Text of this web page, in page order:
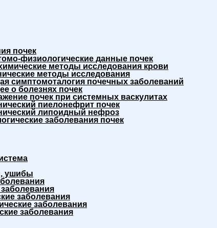
почек
физиологические данные почек
методы исследования крови
методы исследования
симптомоталогия почечных заболеваний
о болезнях почек
почек при системных васкулитах
пиелонефрит почек
липоидный нефроз
заболевания почек
ушибы
заболевания
заболевания
заболевания